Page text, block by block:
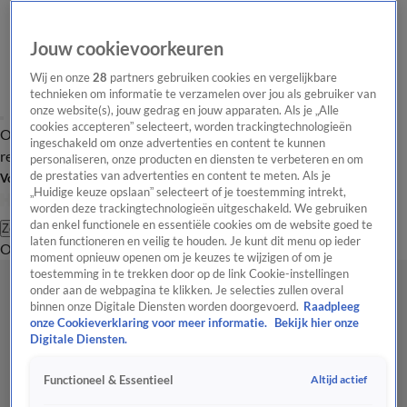
Overzicht Laatste nieuws Regionieuws Het beste van Hart
Tip de
redactie
Volg Hart van Nederland
Zoeken
OverzichtRegioUitzendingenWeerTip de redactiePanelVideo's
Jouw cookievoorkeuren
Wij en onze28 partners gebruiken cookies en vergelijkbare
technieken om informatie te verzamelen over jou als gebruiker van
onze website(s), jouw gedrag en jouw apparaten. Als je „Alle
cookies accepteren” selecteert, worden trackingtechnologieën
ingeschakeld om onze advertenties en content te kunnen
personaliseren, onze producten en diensten te verbeteren en om
de prestaties van advertenties en content te meten. Als je
„Huidige keuze opslaan” selecteert of je toestemming intrekt,
worden deze trackingtechnologieën uitgeschakeld. We gebruiken
dan enkel functionele en essentiële cookies om de website goed te
laten functioneren en veilig te houden. Je kunt dit menu op ieder
moment opnieuw openen om je keuzes te wijzigen of om je
toestemming in te trekken door op de link Cookie-instellingen
onder aan de webpagina te klikken. Je selecties zullen overal
binnen onze Digitale Diensten worden doorgevoerd. Raadpleeg
onze Cookieverklaring voor meer informatie.
Bekijk hier onze
Digitale Diensten.
Functioneel & Essentieel Altijd actief